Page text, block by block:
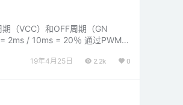
（VCC）和OFF周期（GN
2ms / 10ms = 20％ 通过PWM技
19年4月25日 2.2k 0